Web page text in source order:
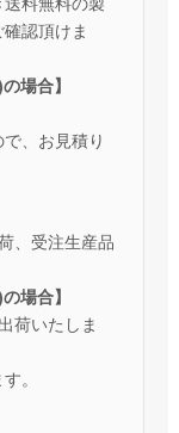
認頂けま
場合】
、お見積り
、受注生産品
場合】
荷いたしま
。